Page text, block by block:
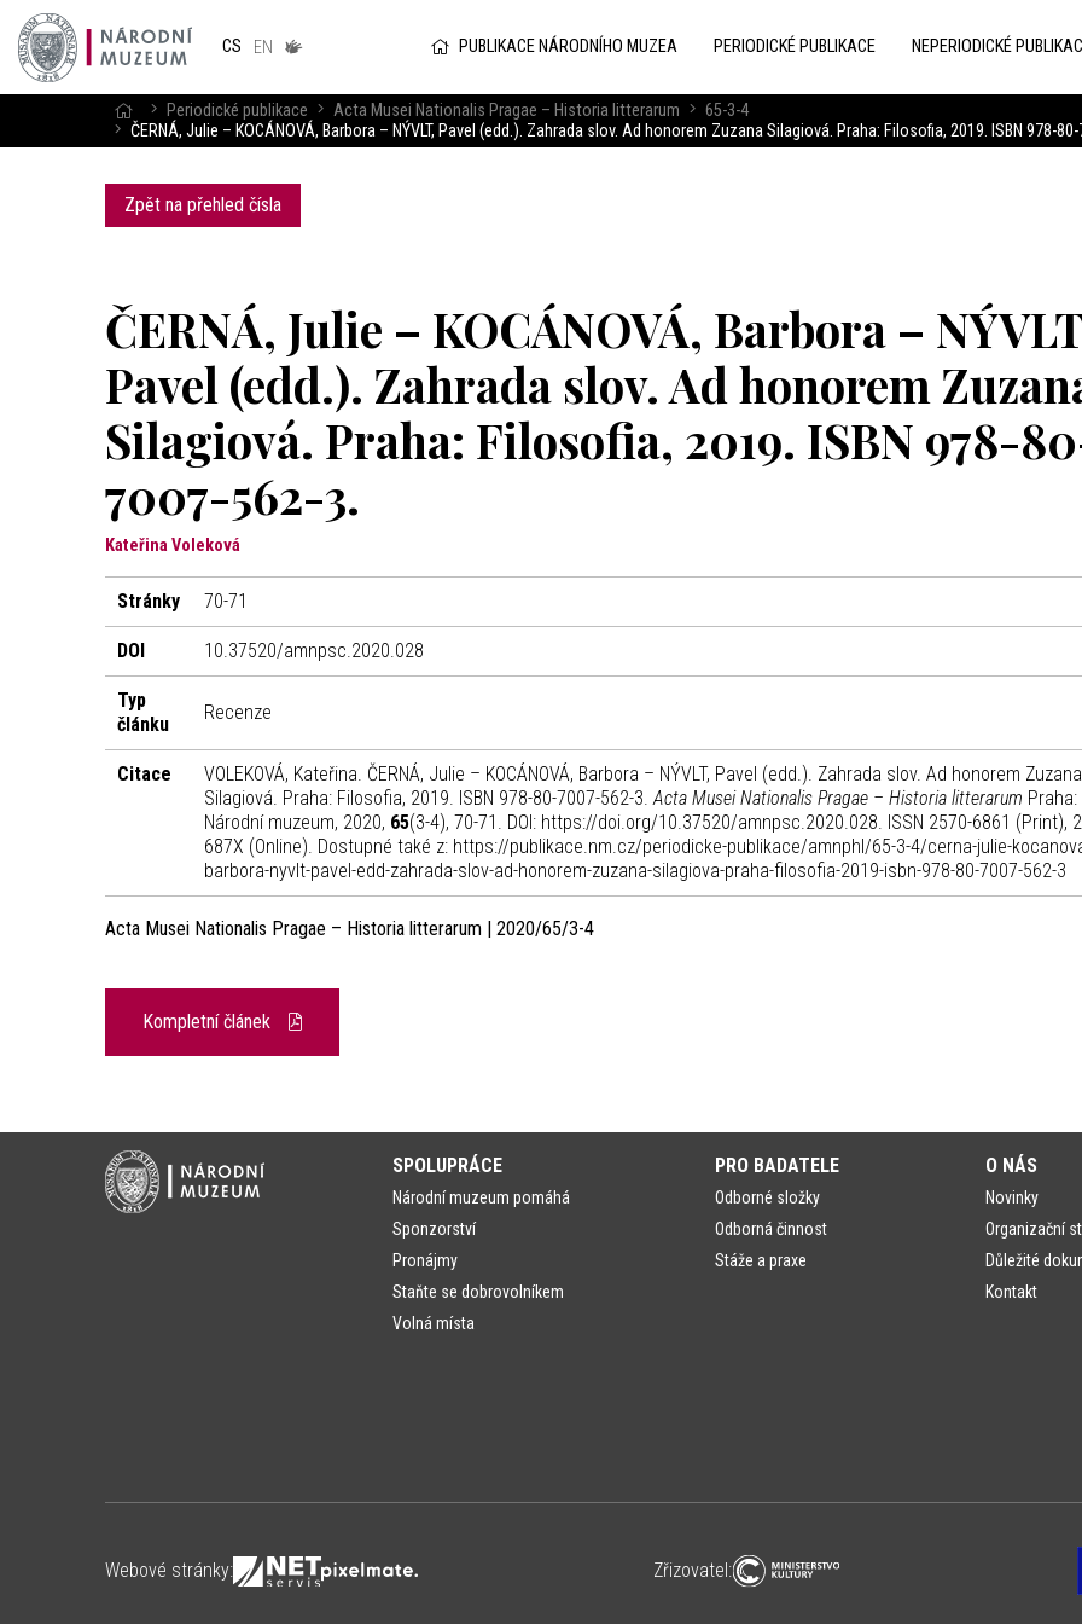
CS EN
v českém
PUBLIKACE NÁRODNÍHO MUZEA PERIODICKÉ PUBLIKACE NEPERIODICKÉ
Periodické publikace Acta Musei Nationalis Pragae – Historia litterarum
65-3-4
ČERNÁ, Julie – KOCÁNOVÁ, Barbora – NÝVLT, Pavel (edd.). Zahrada slov. Ad honorem Zuzana Silagiová. Praha: Filosofia, 2019. ISBN 978-
Zpět na přehled čísla
ČERNÁ, Julie – KOCÁNOVÁ, Barbora –
Pavel (edd.). Zahrada slov. Ad honorem
Silagiová. Praha: Filosofia, 2019. ISBN 978-
7007-562-3.
Kateřina Voleková
Stránky 70-71
DOI 10.37520/amnpsc.2020.028
Typ
článku
Recenze
Citace
VOLEKOVÁ, Kateřina. ČERNÁ, Julie – KOCÁNOVÁ, Barbora – NÝVLT, Pavel (edd.). Zahrada slov. Ad honorem Zuzana
Silagiová. Praha: Filosofia, 2019. ISBN 978-80-7007-562-3.Acta Musei Nationalis Pragae – Historia litterarum Praha:
Národní muzeum, 2020, 65(3-4), 70-71. DOI: https://doi.org/10.37520/amnpsc.2020.028. ISSN 2570-6861 (Print),
687X (Online). Dostupné také z: https://publikace.nm.cz/periodicke-publikace/amnphl/65-3-4/cerna-julie-
barbora-nyvlt-pavel-edd-zahrada-slov-ad-honorem-zuzana-silagiova-praha-filosofia-2019-isbn-978-80-7007-562-3
Acta Musei Nationalis Pragae – Historia litterarum | 2020/65/3-4
Kompletní článek
SPOLUPRÁCE
Národní muzeum pomáhá
Sponzorství
Pronájmy
Staňte se dobrovolníkem
Volná místa
PRO BADATELE
Odborné složky
Odborná činnost
Stáže a praxe
O NÁS
Novinky
Organizační
Důležité
Kontakt
Webové stránky: Zřizovatel: